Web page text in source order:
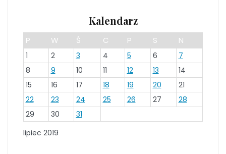
Kalendarz
lipiec 2019
P W Ś C P S N
1 2 3 4 5 6
7
8
9 10 11 12 13
14
15
16 17 18 19 20
21
22
23 24 25 26 27
28
29
30 31